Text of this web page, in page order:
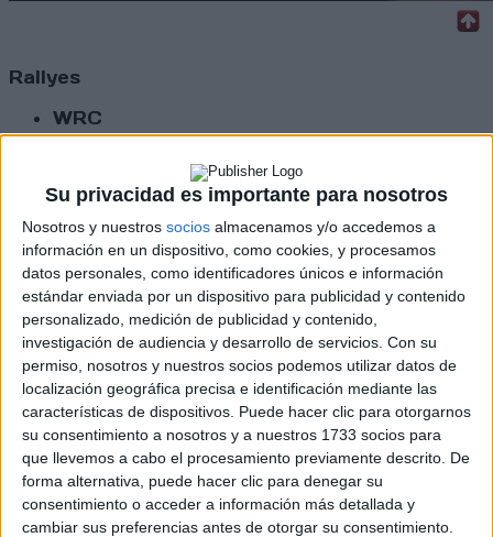
Su privacidad es importante para nosotros
Nosotros y nuestros socios almacenamos y/o accedemos a
información en un dispositivo, como cookies, y procesamos
datos personales, como identificadores únicos e información
estándar enviada por un dispositivo para publicidad y contenido
personalizado, medición de publicidad y contenido,
investigación de audiencia y desarrollo de servicios. Con su
permiso, nosotros y nuestros socios podemos utilizar datos de
localización geográfica precisa e identificación mediante las
características de dispositivos. Puede hacer clic para otorgarnos
su consentimiento a nosotros y a nuestros 1733 socios para
que llevemos a cabo el procesamiento previamente descrito. De
forma alternativa, puede hacer clic para denegar su
consentimiento o acceder a información más detallada y
cambiar sus preferencias antes de otorgar su consentimiento.
Rallyes
WRC
S-CER
CERA
CERT
Internacionales
Campeonatos Autonómicos
Históricos
Dakar
RallyCross
Circuitos
F1
Fórmula E
F2 / F3 / F4
Resistencia
Indycar
Otros